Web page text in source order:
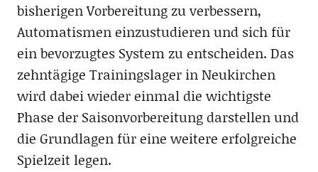
bisherigen Vorbereitung zu verbessern,
Automatismen einzustudieren und sich für
ein bevorzugtes System zu entscheiden. Das
zehntägige Trainingslager in Neukirchen
wird dabei wieder einmal die wichtigste
Phase der Saisonvorbereitung darstellen und
die Grundlagen für eine weitere erfolgreiche
Spielzeit legen.